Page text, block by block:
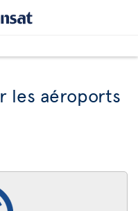
les aéroports